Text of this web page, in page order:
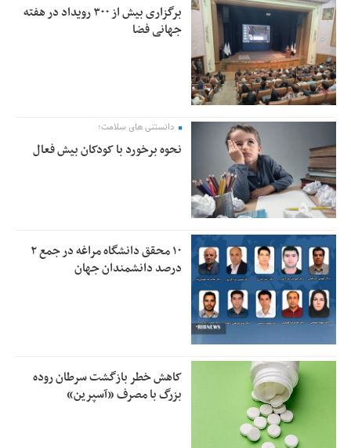
برگزاری بیش از ۳۰۰ رویداد در هفته
جهانی فضا
دانستنی های سلامت؛
نحوه برخورد با کودکان بیش فعال
۱۰ محقق دانشگاه مراغه در جمع ۲
درصد دانشمندان جهان
کاهش خطر بازگشت سرطان روده
بزرگ با مصرف «آسپرین»